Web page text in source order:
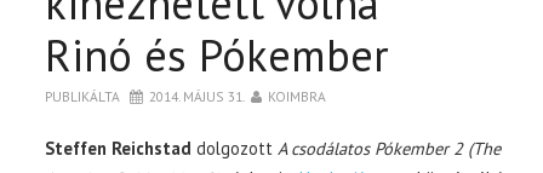
Rinó és Pókember
PUBLIKÁLTA 2014. MÁJUS 31. KOIMBRA
Steffen Reichstad dolgozott A csodálatos Pókember 2 (The